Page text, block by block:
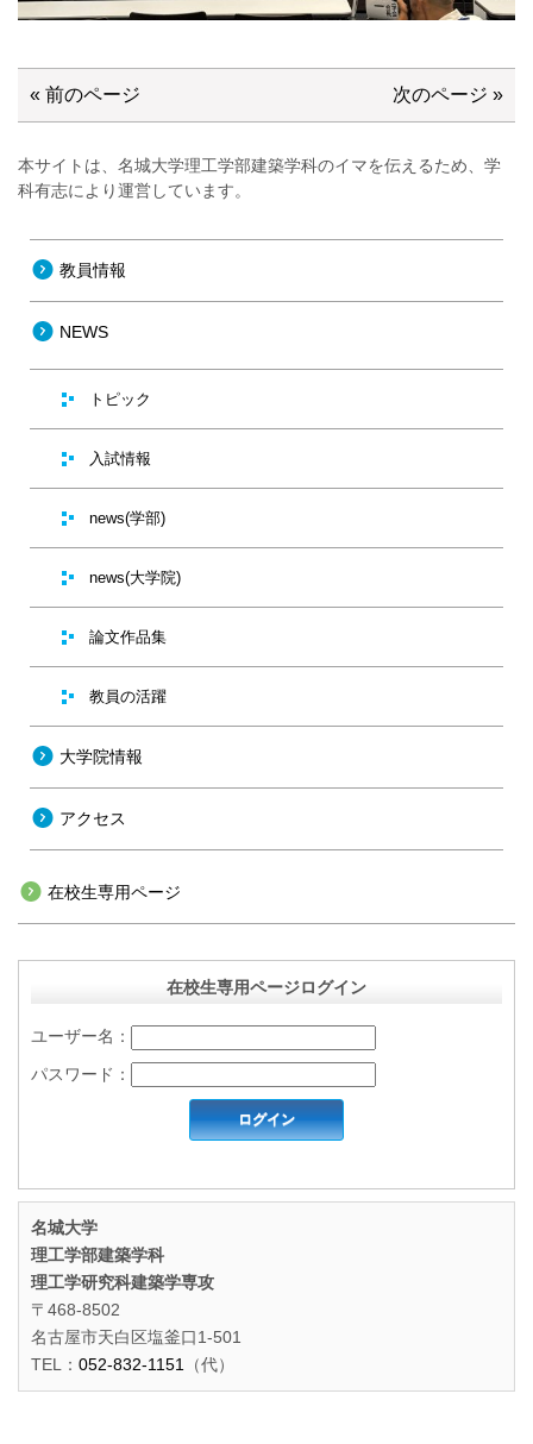
« 前のページ 次のページ »
本サイトは、名城大学理工学部建築学科のイマを伝えるため、学
科有志により運営しています。
教員情報
NEWS
トピック
入試情報
news(学部)
news(大学院)
論文作品集
教員の活躍
大学院情報
アクセス
在校生専用ページ
在校生専用ページログイン
ユーザー名：
パスワード：
名城大学
理工学部建築学科
理工学研究科建築学専攻
〒468-8502
名古屋市天白区塩釜口1-501
TEL： 052-832-1151 （代）